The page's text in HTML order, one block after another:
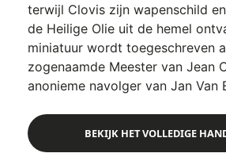
terwijl Clovis zijn wapenschild
de Heilige Olie uit de hemel
miniatuur wordt toegeschreven
zogenaamde Meester van Jean
anonieme navolger van Jan Van
BEKIJK HET VOLLEDIGE